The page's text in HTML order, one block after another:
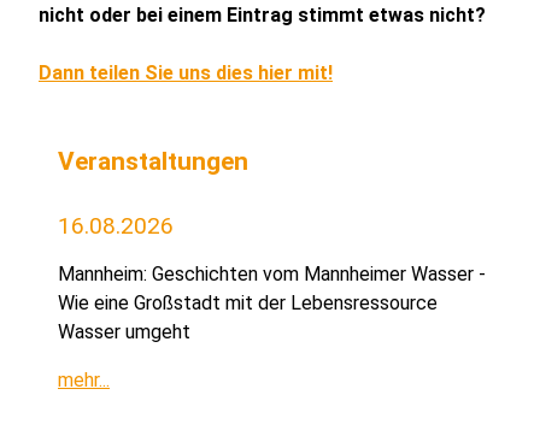
nicht oder bei einem Eintrag stimmt etwas nicht?
Dann teilen Sie uns dies hier mit!
Veranstaltungen
16.08.2026
Mannheim: Geschichten vom Mannheimer Wasser -
Wie eine Großstadt mit der Lebensressource
Wasser umgeht
mehr...